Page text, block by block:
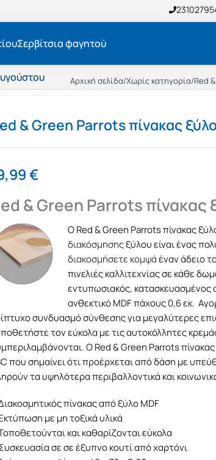
Σερβίτσια φαγητού
Αρχική σελίδα/Χωρίς κατηγορία/Red
& Green Parrots πίνακας
€
& Green Parrots πίνακας
Ο Red & Green Parrots πίνακας
διακόσμησηςξύλου είναι ένας
διακοσμήσετε κομψάέναν άδειο
πινελιές καλλιτεχνίας σε κάθε
εντυπωσιακός, κατασκευασμένος
ανθεκτικό MDF πάχους 0,6 εκ.
συνδυασμό σύνθεσης για μεγαλύτερες
τον εύκολα με τις αυτοκόλλητες
Ο Red & Green Parrots
που σημαίνει ότι προέρχεται από δάση με
τα υψηλότερα περιβαλλοντικά και
πίνακας από ξύλο MDF
με μη τοξικά υλικά
και καθαρίζονται εύκολα
σε σε έξυπνο κουτί από χαρτόνι